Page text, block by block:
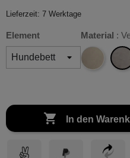
Lieferzeit: 7 Werktage
Element Material :
Cord
 In den